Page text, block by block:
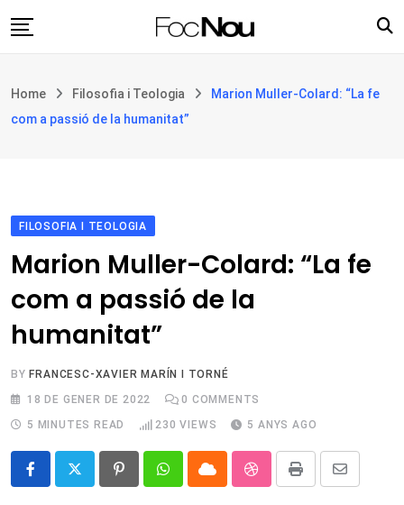
to
Filosofia i teologia
Botiga
Home Filosofia i Teologia
Marion Muller-Colard: “La fe
com a passió de la humanitat”
FILOSOFIA I TEOLOGIA
Marion Muller-Colard: “La fe
com a passió de la
humanitat”
BY FRANCESC-XAVIER MARÍN I TORNÉ
18 DE GENER DE 2022
0 COMMENTS
5 MINUTES READ
230 VIEWS 5 ANYS AGO
PinterestWhatsappCloud StumbleUpon
Print
Share